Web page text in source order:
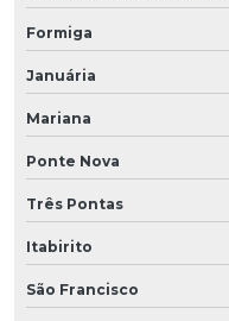
Formiga
Januária
Mariana
Ponte Nova
Três Pontas
Itabirito
São Francisco